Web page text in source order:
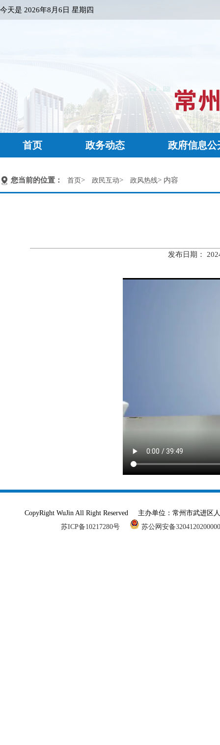
今天是 2026年8月6日 星期四
首页 政务动态 政府信息公
您当前的位置： 首页> 政民互动> 政风热线> 内容
发布日期：
CopyRight WuJin All Right Reserved 主办单位：常州市武进
苏ICP备10217280号
苏公网安备